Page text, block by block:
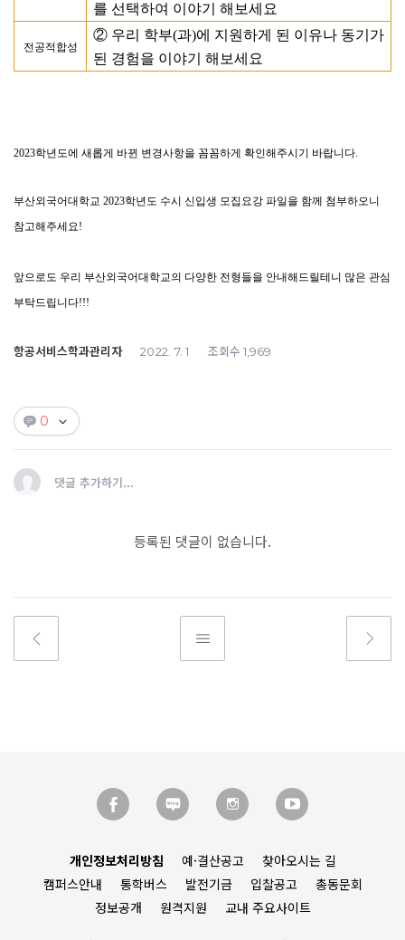
를 선택하여 이야기 해보세요
전공적합성
② 우리 학부(과)에 지원하게 된 이유나 동기가
된 경험을 이야기 해보세요
2023학년도에 새롭게 바뀐 변경사항을 꼼꼼하게 확인해주시기 바랍니다.
부산외국어대학교 2023학년도 수시 신입생 모집요강 파일을 함께 첨부하오니
참고해주세요!
앞으로도 우리 부산외국어대학교의 다양한 전형들을 안내해드릴테니 많은 관심
부탁드립니다!!!
항공서비스학과관리자 2022. 7. 1 조회수 1,969
0
댓글 추가하기...
등록된 댓글이 없습니다.
개인정보처리방침 예·결산공고
찾아오시는 길
캠퍼스안내
통학버스 발전기금 입찰공고
총동문회
정보공개
원격지원 교내 주요사이트